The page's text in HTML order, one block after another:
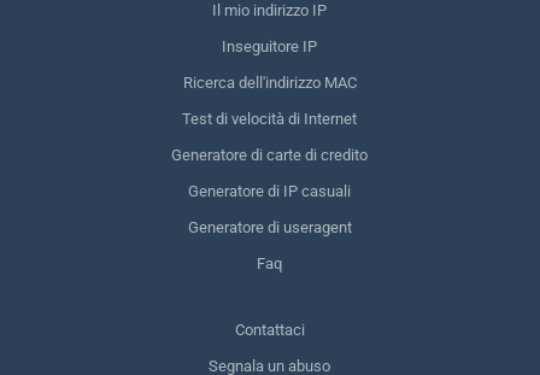
Il mio indirizzo IP
Inseguitore IP
Ricerca dell'indirizzo MAC
Test di velocità di Internet
Generatore di carte di credito
Generatore di IP casuali
Generatore di useragent
Faq
Contattaci
Segnala un abuso